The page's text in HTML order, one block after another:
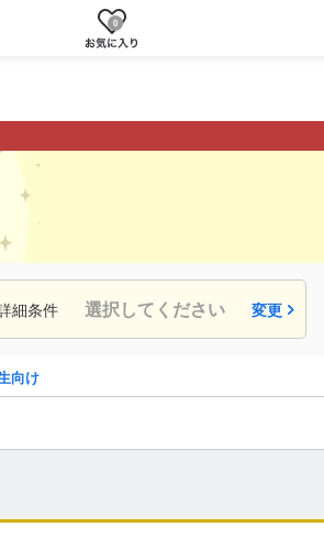
0
細条件 選択してください 変更
向け